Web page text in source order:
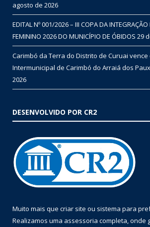
agosto de 2026
EDITAL Nº 001/2026 – III COPA DA INTEGRAÇÃO
FEMININO 2026 DO MUNICÍPIO DE ÓBIDOS 29
Carimbó da Terra do Distrito de Curuai vence
Intermunicipal de Carimbó do Arraiá dos
2026
DESENVOLVIDO POR CR2
Muito mais que criar site ou sistema para
Realizamos uma assessoria completa, onde